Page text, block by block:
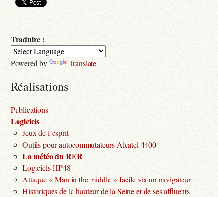
Traduire :
Powered by Translate
Réalisations
Publications
Logiciels
Jeux de l’esprit
Outils pour autocommutateurs Alcatel 4400
La météo du RER
Logiciels HP48
Attaque « Man in the middle » facile via un navigateur
Historiques de la hauteur de la Seine et de ses affluents